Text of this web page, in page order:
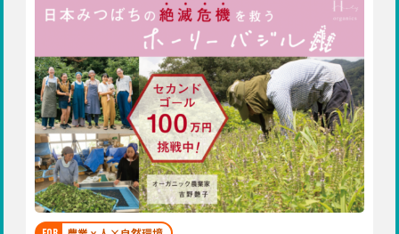
宮城
山形
福島
関東
茨城
栃木
群馬
京都 大阪
兵庫
奈良
和歌山
中国
鳥取 島根 岡山 広島 山口
四国
徳島 香川 愛媛 高知
九州・沖縄
福岡 佐賀 長崎